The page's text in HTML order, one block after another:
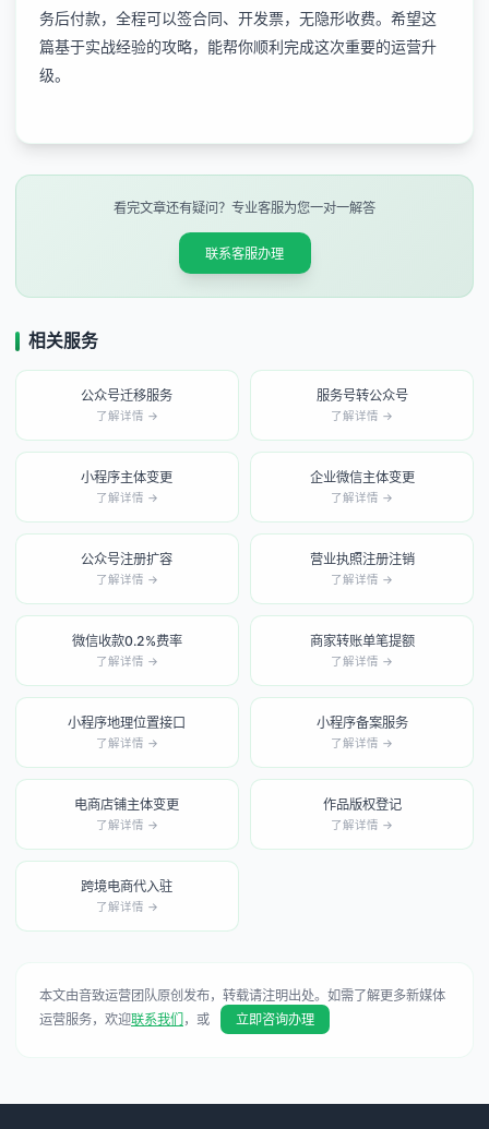
务后付款，全程可以签合同、开发票，无隐形收费。希望这
篇基于实战经验的攻略，能帮你顺利完成这次重要的运营升
级。
看完文章还有疑问？专业客服为您一对一解答
联系客服办理
相关服务
公众号迁移服务
了解详情 →
服务号转公众号
了解详情 →
小程序主体变更
了解详情 →
企业微信主体变更
了解详情 →
公众号注册扩容
了解详情 →
营业执照注册注销
了解详情 →
微信收款0.2%费率
了解详情 →
商家转账单笔提额
了解详情 →
小程序地理位置接口
了解详情 →
小程序备案服务
了解详情 →
电商店铺主体变更
了解详情 →
作品版权登记
了解详情 →
跨境电商代入驻
了解详情 →
本文由音致运营团队原创发布，转载请注明出处。如需了解更多新媒体
运营服务，欢迎联系我们 ，或 立即咨询办理